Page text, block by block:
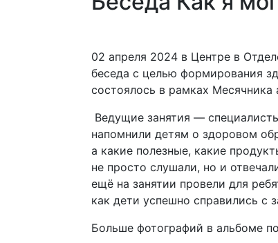
02 апреля 2024 в Центре в
беседа с целью формирования
состоялось в рамках Месячника
Ведущие занятия —
напомнили детям о здоровом
а какие полезные, какие
не просто слушали, но и
ещё на занятии провели для
как дети успешно справились с
Больше фотографий в альбоме